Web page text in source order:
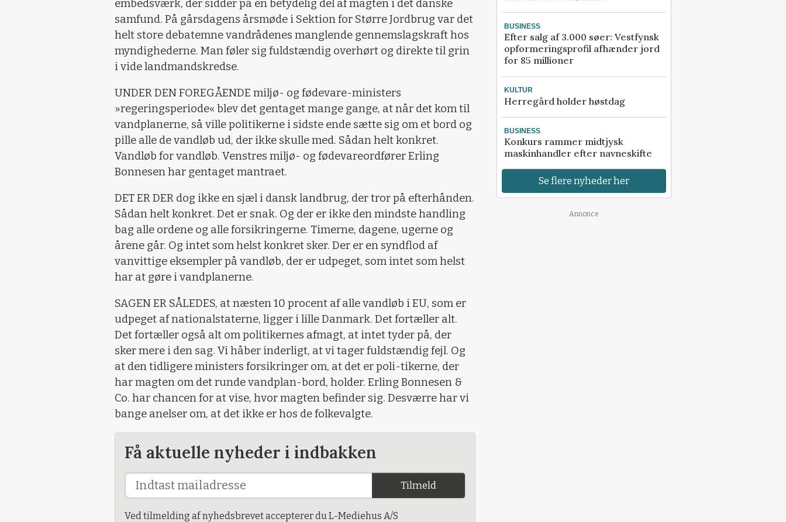
embedsværk, der sidder på en betydelig del af magten i det danske
samfund. På gårsdagens årsmøde i Sektion for Større Jordbrug var det
helt store debatemne vandrådenes manglende gennemslagskraft hos
myndighederne. Man føler sig fuldstændig overhørt og direkte til grin
i vide landmandskredse.
UNDER DEN FOREGÅENDE miljø- og fødevare-ministers
»regeringsperiode« blev det gentaget mange gange, at når det kom til
vandplanerne, så ville politikerne i sidste ende sætte sig om et bord og
pille alle de vandløb ud, der ikke skulle med. Sådan helt konkret.
Vandløb for vandløb. Venstres miljø- og fødevareordfører Erling
Bonnesen har gentaget mantraet.
DET ER DER dog ikke en sjæl i dansk landbrug, der tror på efterhånden.
Sådan helt konkret. Det er snak. Og der er ikke den mindste handling
bag alle ordene og alle forsikringerne. Timerne, dagene, ugerne og
årene går. Og intet som helst konkret sker. Der er en syndflod af
vanvittige eksempler på vandløb, der er udpeget, som intet som helst
har at gøre i vandplanerne.
SAGEN ER SÅLEDES, at næsten 10 procent af alle vandløb i EU, som er
udpeget af nationalstaterne, ligger i lille Danmark. Det fortæller alt.
Det fortæller også alt om politikernes afmagt, at intet tyder på, der
sker mere i den sag. Vi håber inderligt, at vi tager fuldstændig fejl. Og
at den tidligere ministers forsikringer om, at det er poli-tikerne, der
har magten om det runde vandplan-bord, holder. Erling Bonnesen &
Co. har chancen for at vise, hvor magten befinder sig. Desværre har vi
bange anelser om, at det ikke er hos de folkevalgte.
Få aktuelle nyheder i indbakken
Tilmeld
Ved tilmelding af nyhedsbrevet accepterer du L-Mediehus A/S
BUSINESS
Efter salg af 3.000 søer: Vestfynsk
opformeringsprofil afhænder jord
for 85 millioner
KULTUR
Herregård holder høstdag
BUSINESS
Konkurs rammer midtjysk
maskinhandler efter navneskifte
Se flere nyheder her
Annonce